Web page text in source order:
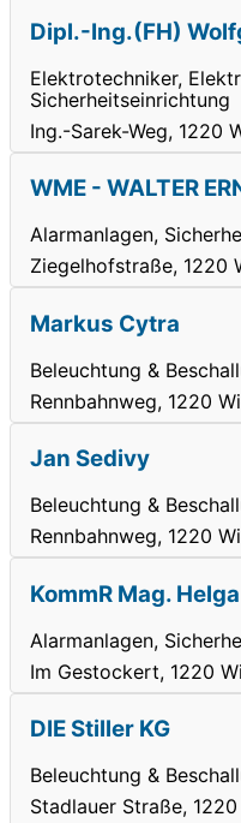
Dipl.-Ing.(FH)
Elektrotechniker,
Sicherheitseinrichtung
Ing.-Sarek-Weg, 1220
WME - WALTER
Alarmanlagen,
Ziegelhofstraße, 1220
Markus Cytra
Beleuchtung &
Rennbahnweg, 1220
Jan Sedivy
Beleuchtung &
Rennbahnweg, 1220
KommR Mag.
Alarmanlagen,
Im Gestockert, 1220
DIE Stiller KG
Beleuchtung &
Stadlauer Straße,